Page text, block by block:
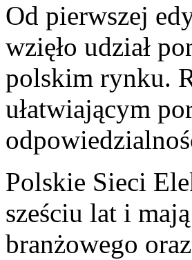
Od pierwszej
wzięło udział
polskim rynku.
ułatwiającym
Polskie Sieci
sześciu lat i
branżowego